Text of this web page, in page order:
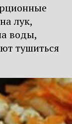
лук,
воды,
тушиться